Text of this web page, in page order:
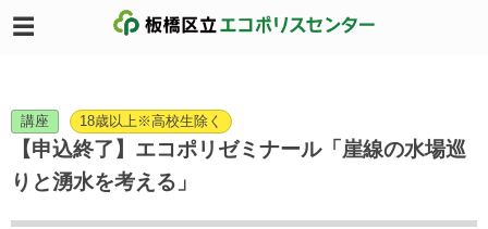
講座 18歳以上※高校生除く
【申込終了】エコポリゼミナール「崖線の水場巡
りと湧水を考える」